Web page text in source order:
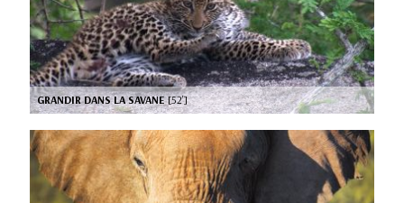
GRANDIR DANS LA SAVANE[52’]